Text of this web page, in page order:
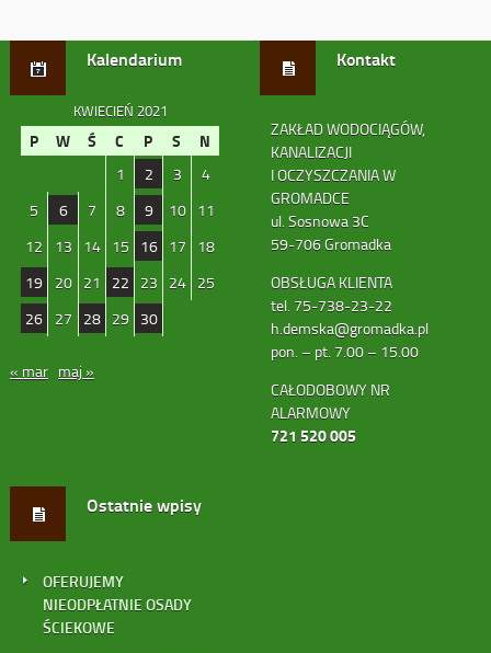
Kalendarium
KWIECIEŃ 2021
P W Ś C P S N
1 2 3
4
5
6 7 8 9 10
11
12
13 14 15 16 17
18
19
20 21 22 23 24
25
26
27 28 29 30
« mar maj »
Kontakt
ZAKŁAD WODOCIĄGÓW,
KANALIZACJI
I OCZYSZCZANIA W
GROMADCE
ul. Sosnowa 3C
59-706 Gromadka
OBSŁUGA KLIENTA
tel. 75-738-23-22
h.demska@gromadka.pl
pon. – pt. 7.00 – 15.00
CAŁODOBOWY NR
ALARMOWY
721 520 005
Ostatnie wpisy
OFERUJEMY
NIEODPŁATNIE OSADY
ŚCIEKOWE